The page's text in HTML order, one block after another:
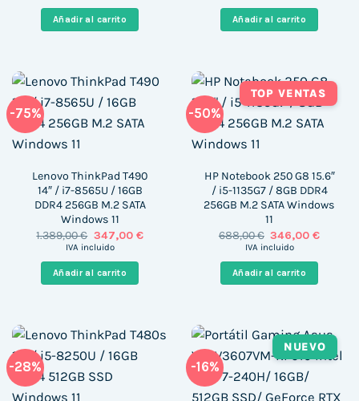
era:
2.675,32 €.
Añadir al carrito
era:
939,00 €.
Añadir al carrito
-75%
Lenovo ThinkPad T490
14″ / i7-8565U / 16GB
DDR4 256GB M.2 SATA
Windows 11
1.389,00€ El
precio
era:
1.389,00 €.
347,00 €El
IVA incluido
Añadir al carrito
-50%
TOP VENTAS
HP Notebook 250 G8 15.6″
/ i5-1135G7 / 8GB DDR4
256GB M.2 SATA Windows
11
688,00€ El
precio
era:
688,00 €.
346,00€El
IVA incluido
Añadir al carrito
-28% -16%
NUEVO